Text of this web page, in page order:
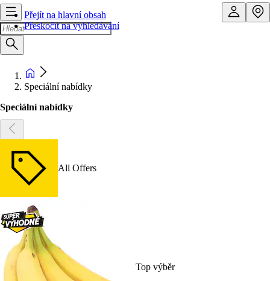
Přejít na hlavní obsah
Přeskočit na vyhledávání
Speciální nabídky
Speciální nabídky
All Offers
Top výběr